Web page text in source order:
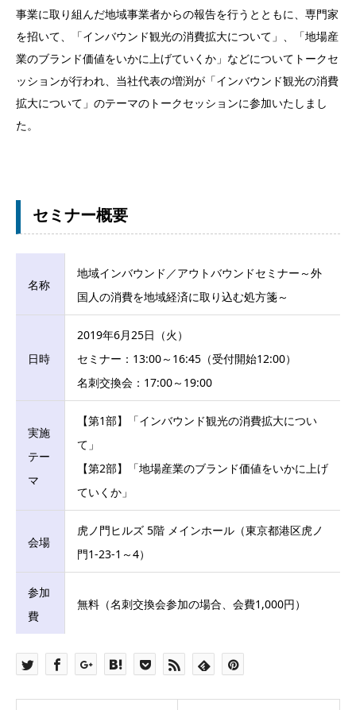
事業に取り組んだ地域事業者からの報告を行うとともに、専門家
を招いて、「インバウンド観光の消費拡大について」、「地場産
業のブランド価値をいかに上げていくか」などについてトークセ
ッションが行われ、当社代表の増渕が「インバウンド観光の消費
拡大について」のテーマのトークセッションに参加いたしまし
た。
セミナー概要
名称
地域インバウンド／アウトバウンドセミナー～外
国人の消費を地域経済に取り込む処方箋～
日時
2019年6月25日（火）
セミナー：13:00～16:45（受付開始12:00）
名刺交換会：17:00～19:00
実施
テー
マ
【第1部】「インバウンド観光の消費拡大につい
て」
【第2部】「地場産業のブランド価値をいかに上げ
ていくか」
会場
虎ノ門ヒルズ 5階 メインホール（東京都港区虎ノ
門1-23-1～4）
参加
費
無料（名刺交換会参加の場合、会費1,000円）